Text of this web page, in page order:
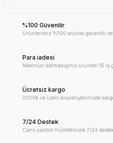
%100 Güvenilir
Ürünlerimiz %100 orijinal garantili ve
Para iadesi
Memnun kalmadığınız ürünleri 15
Ücretsiz kargo
2000₺ ve üzeri alışverişlerinizde
7/24 Destek
Canlı yardım hizmetimizle 7/24